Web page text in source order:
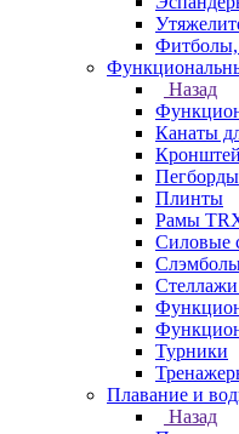
Назад
Канаты
Пегборды
Плинты
Рамы
Силовые
Стеллажи
Турники
Плавание и
Назад